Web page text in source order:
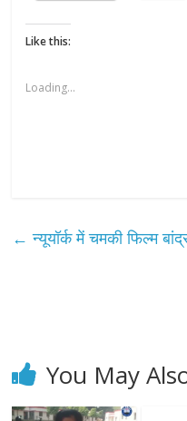
Like this:
Loading...
← न्यूयॉर्क में चमकी फिल्म
You May